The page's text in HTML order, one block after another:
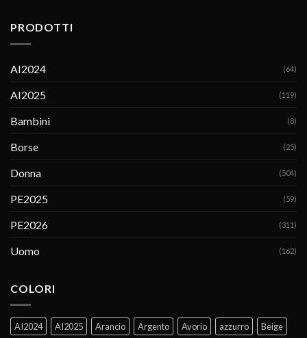
PRODOTTI
AI2024 (64)
AI2025 (119)
Bambini (8)
Borse (25)
Donna (504)
PE2025 (59)
PE2026 (311)
Uomo (162)
COLORI
AI2024 AI2025 Arancio Argento Avorio azzurro Beige